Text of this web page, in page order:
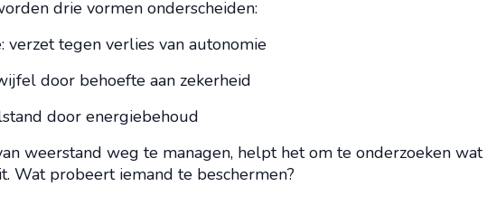
drie vormen onderscheiden:
verzet tegen verlies van autonomie
door behoefte aan zekerheid
door energiebehoud
weerstand weg te managen, helpt het om te onderzoeken wat
Wat probeert iemand te beschermen?